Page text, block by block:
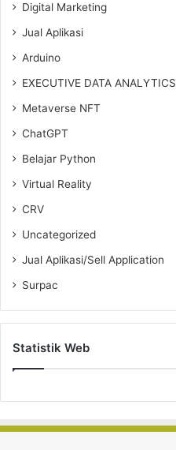
Digital Marketing
Jual Aplikasi
Arduino
EXECUTIVE DATA ANALYTICS
Metaverse NFT
ChatGPT
Belajar Python
Virtual Reality
CRV
Uncategorized
Jual Aplikasi/Sell Application
Surpac
Statistik Web